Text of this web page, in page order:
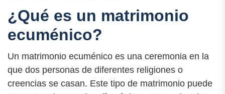
¿Qué es un matrimonio
ecuménico?
Un matrimonio ecuménico es una ceremonia en la
que dos personas de diferentes religiones o
creencias se casan. Este tipo de matrimonio puede